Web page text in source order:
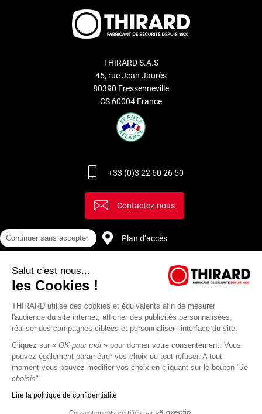
THIRARD S.A.S
45, rue Jean Jaurès
80390 Fressenneville
CS 60004 France
+33 (0)3 22 60 26 50
Contactez-nous
Plan d’accès
Continuer sans accepter
Salut c'est nous...
les Cookies !
THIRARD utilise des cookies et équivalents afin de mesurer
l'audience du site internet, afficher des publicités personnalisées,
réaliser des campagnes ciblées et personnaliser l’interface du site.
Cliquez sur « OK pour moi » pour donner votre consentement. Vous
pouvez également paramétrer vos choix ou tout refuser. A tout
moment vous pouvez modifier vos choix en cliquant sur le bouton "Je
choisis"
Lire la politique de confidentialité
Consentements certifiés par